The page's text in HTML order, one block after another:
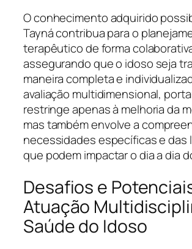
O conhecimento adquirido
Tayná contribua para o
terapêutico de forma
assegurando que o idoso seja
maneira completa e
avaliação multidimensional,
restringe apenas à melhoria da
mas também envolve a
necessidades específicas e das
que podem impactar o dia a dia
Desafios e
Atuação
Saúde do Idoso